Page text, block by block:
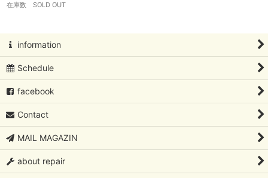
在庫数 SOLD OUT
information
Schedule
facebook
Contact
MAIL MAGAZIN
about repair